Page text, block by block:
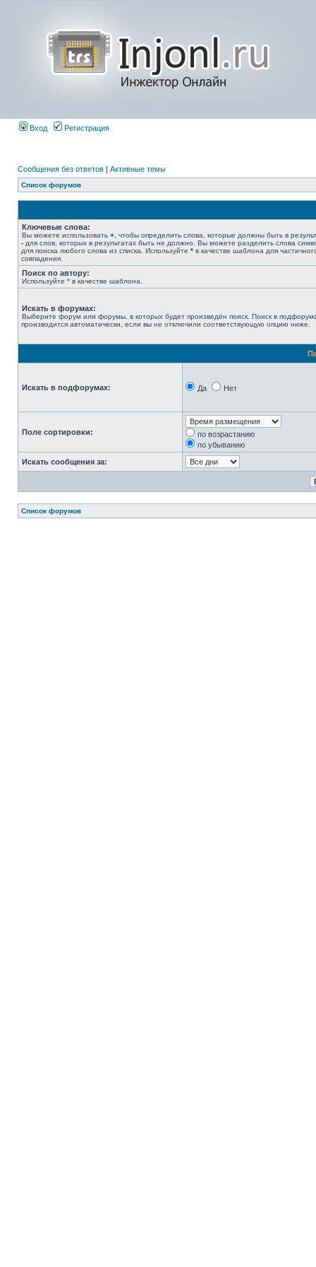
Вход Регистрация
Сообщения без ответов | Активные темы
Список форумов
Ключевые слова:
Вы можете использовать + , чтобы определить слова, которые должны быть в
- для слов, которых в результатах быть не должно. Вы можете разделить слова
для поиска любого слова из списка. Используйте * в качестве шаблона для
совпадения.
Поиск по автору:
Используйте * в качестве шаблона.
Искать в форумах:
Выберите форум или форумы, в которых будет произведён поиск. Поиск в
производится автоматически, если вы не отключили соответствующую опцию ниже.
Искать в подфорумах: Да Нет
Поле сортировки:
по возрастанию
по убыванию
Искать сообщения за:
Список форумов